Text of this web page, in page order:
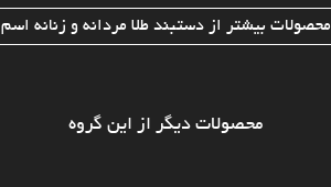
محصولات بیشتر از دستبند طلا مردانه و زنانه اسم
محصولات دیگر از این گروه